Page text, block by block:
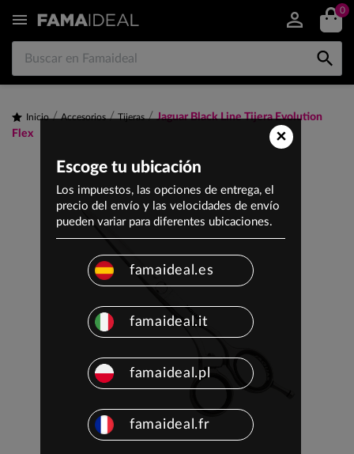
 0

Inicio Accesorios Tijeras
Jaguar Black Line Tijera Evolution
Flex
×
Escoge tu ubicación
Los impuestos, las opciones de entrega, el
precio del envío y las velocidades de envío
pueden variar para diferentes ubicaciones.
famaideal.es
famaideal.it
famaideal.pl
famaideal.fr